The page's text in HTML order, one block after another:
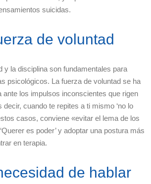
suicidas.
de voluntad
y la disciplina son fundamentales para
psicológicos. La fuerza de voluntad se ha
ante los impulsos inconscientes que rigen
cuando te repites a ti mismo ‘no lo
casos, conviene «evitar el lema de los
es poder’ y adoptar una postura más
en terapia.
de hablar